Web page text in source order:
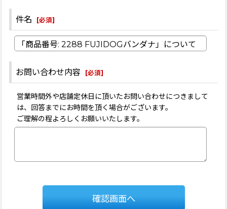
件名 [必須]
お問い合わせ内容 [必須]
営業時間外や店舗定休日に頂いたお問い合わせにつきまして
は、回答までにお時間を頂く場合がございます。
ご理解の程よろしくお願いいたします。
確認画面へ